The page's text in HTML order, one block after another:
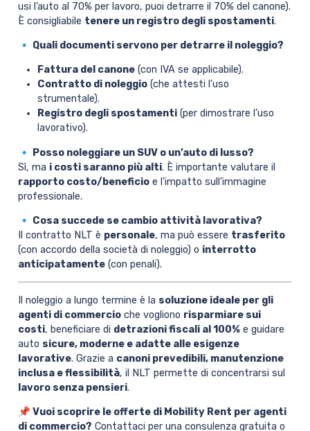
usi l’auto al 70% per lavoro, puoi detrarre il 70% del canone).
È consigliabile tenere un registro degli spostamenti.
🔹 Quali documenti servono per detrarre il noleggio?
Fattura del canone (con IVA se applicabile).
Contratto di noleggio (che attesti l’uso
strumentale).
Registro degli spostamenti (per dimostrare l’uso
lavorativo).
🔹 Posso noleggiare un SUV o un’auto di lusso?
Sì, ma i costi saranno più alti. È importante valutare il
rapporto costo/beneficioe l’impatto sull’immagine
professionale.
🔹 Cosa succede se cambio attività lavorativa?
Il contratto NLT è personale, ma può essere trasferito
(con accordo della società di noleggio) o interrotto
anticipatamente(con penali).
Il noleggio a lungo termine è la soluzione ideale per gli
agenti di commercioche vogliono risparmiare sui
costi, beneficiare di detrazioni fiscali al 100%e guidare
auto sicure, moderne e adatte alle esigenze
lavorative. Grazie a canoni prevedibili, manutenzione
inclusa e flessibilità, il NLT permette di concentrarsi sul
lavoro senza pensieri.
📌 Vuoi scoprire le offerte di Mobility Rent per agenti
di commercio? Contattaci per una consulenza gratuita o